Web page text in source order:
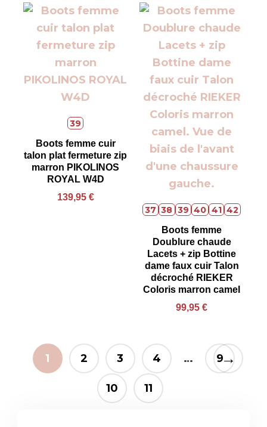
39
Boots femme cuir
talon plat fermeture zip
marron PIKOLINOS
ROYAL W4D
139,95 €
37 38 39 40 41 42
Boots femme
Doublure chaude
Lacets + zip Bottine
dame faux cuir Talon
décroché RIEKER
Coloris marron camel
99,95 €
1 2 3 4 … 9
10 11
→